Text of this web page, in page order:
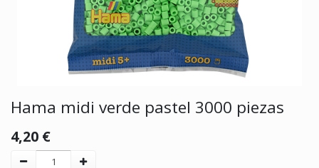
Hama midi verde pastel 3000 piezas
4,20 €